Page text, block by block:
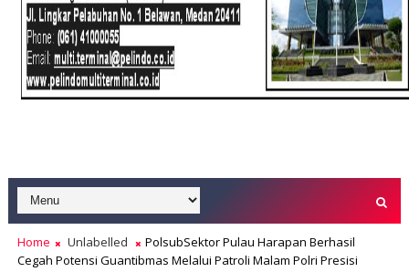
Home Unlabelled
PolsubSektor Pulau Harapan Berhasil
Cegah Potensi Guantibmas Melalui Patroli Malam Polri Presisi